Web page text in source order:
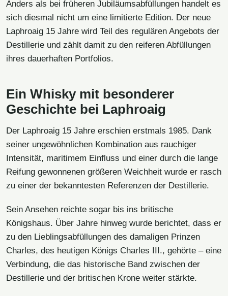
Anders als bei früheren Jubiläumsabfüllungen handelt es
sich diesmal nicht um eine limitierte Edition. Der neue
Laphroaig 15 Jahre wird Teil des regulären Angebots der
Destillerie und zählt damit zu den reiferen Abfüllungen
ihres dauerhaften Portfolios.
Ein Whisky mit besonderer
Geschichte bei Laphroaig
Der Laphroaig 15 Jahre erschien erstmals 1985. Dank
seiner ungewöhnlichen Kombination aus rauchiger
Intensität, maritimem Einfluss und einer durch die lange
Reifung gewonnenen größeren Weichheit wurde er rasch
zu einer der bekanntesten Referenzen der Destillerie.
Sein Ansehen reichte sogar bis ins britische
Königshaus. Über Jahre hinweg wurde berichtet, dass er
zu den Lieblingsabfüllungen des damaligen Prinzen
Charles, des heutigen Königs Charles III., gehörte – eine
Verbindung, die das historische Band zwischen der
Destillerie und der britischen Krone weiter stärkte.